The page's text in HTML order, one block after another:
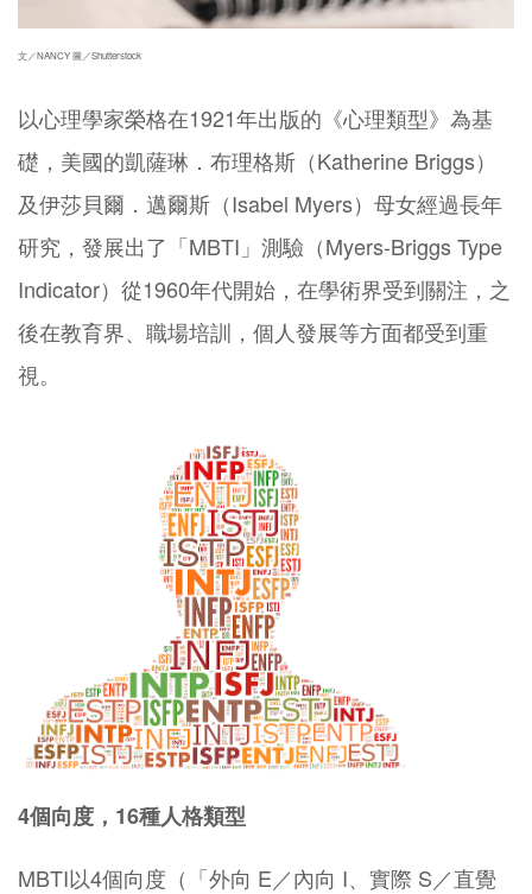
文／NANCY 圖／Shutterstock
以心理學家榮格在1921年出版的《心理類型》為基
礎，美國的凱薩琳．布理格斯（Katherine Briggs）
及伊莎貝爾．邁爾斯（Isabel Myers）母女經過長年
研究，發展出了「MBTI」測驗（Myers-Briggs Type
Indicator）從1960年代開始，在學術界受到關注，之
後在教育界、職場培訓，個人發展等方面都受到重
視。
4個向度，16種人格類型
MBTI以4個向度（「外向 E／內向 I、實際 S／直覺